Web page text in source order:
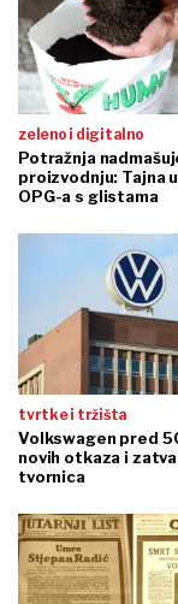
zeleno i digitalno
Potražnja
proizvodnju: Tajna
OPG-a s glistama
tvrtke i tržišta
Volkswagen pred
novih otkaza i
tvornica